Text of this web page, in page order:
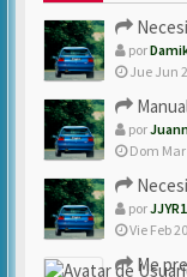
por
Jue Jun
por
Dom Mar
por
Vie Feb
Me